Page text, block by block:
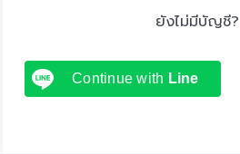
ยังไม่มีบัญชี?
Continue with Line